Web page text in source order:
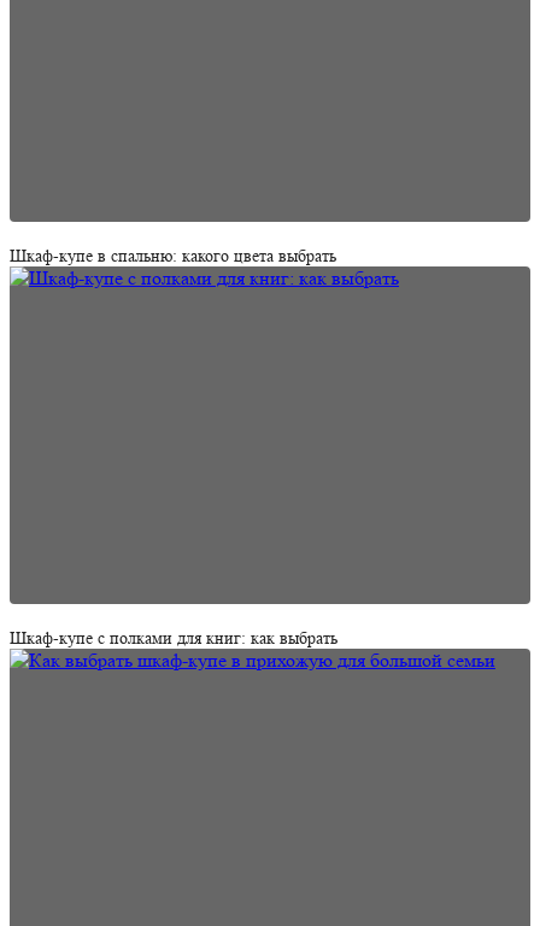
Шкаф-купе в спальню: какого цвета выбрать
Шкаф-купе с полками для книг: как выбрать